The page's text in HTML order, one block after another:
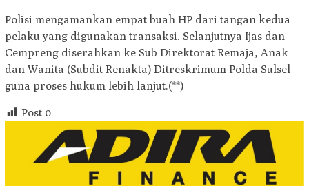
Polisi mengamankan empat buah HP dari tangan kedua
pelaku yang digunakan transaksi. Selanjutnya Ijas dan
Cempreng diserahkan ke Sub Direktorat Remaja, Anak
dan Wanita (Subdit Renakta) Ditreskrimum Polda Sulsel
guna proses hukum lebih lanjut.(**)
Post 0